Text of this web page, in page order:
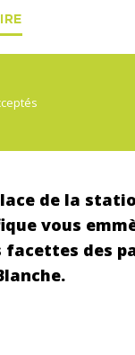
de la
vous
des